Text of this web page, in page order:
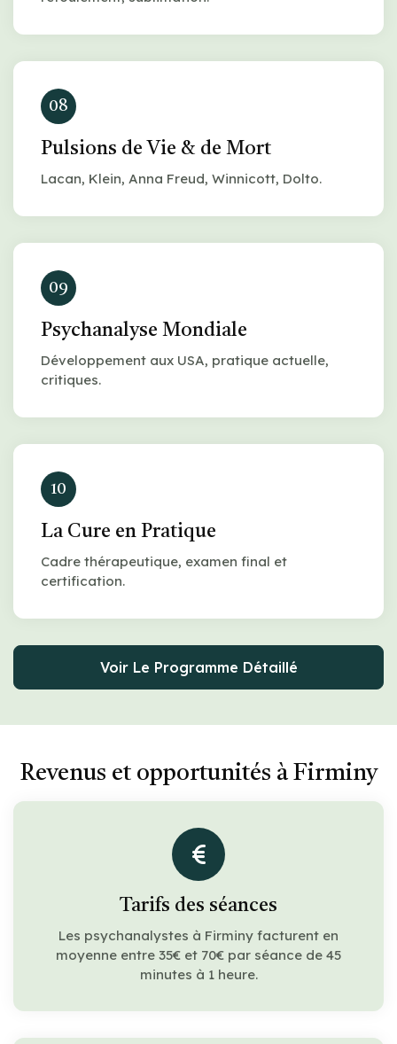
08
Pulsions de Vie & de Mort
Lacan, Klein, Anna Freud, Winnicott, Dolto.
09
Psychanalyse Mondiale
Développement aux USA, pratique actuelle,
critiques.
10
La Cure en Pratique
Cadre thérapeutique, examen final et
certification.
Voir Le Programme Détaillé
Revenus et opportunités à Firminy
Tarifs des séances
Les psychanalystes à Firminy facturent en
moyenne entre 35€ et 70€ par séance de 45
minutes à 1 heure.